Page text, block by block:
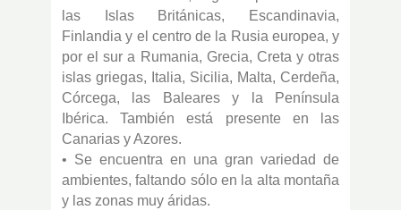
las Islas Británicas, Escandinavia,
Finlandia y el centro de la Rusia europea, y
por el sur a Rumania, Grecia, Creta y otras
islas griegas, Italia, Sicilia, Malta, Cerdeña,
Córcega, las Baleares y la Península
Ibérica. También está presente en las
Canarias y Azores.
• Se encuentra en una gran variedad de
ambientes, faltando sólo en la alta montaña
y las zonas muy áridas.